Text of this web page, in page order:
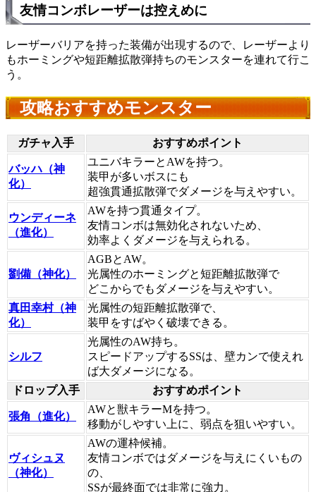
友情コンボレーザーは控えめに
レーザーバリアを持った装備が出現するので、レーザーより
もホーミングや短距離拡散弾持ちのモンスターを連れて行こ
う。
攻略おすすめモンスター
ガチャ入手 おすすめポイント
バッハ（神
化）
ユニバキラーとAWを持つ。
装甲が多いボスにも
超強貫通拡散弾でダメージを与えやすい。
ウンディーネ
（進化）
AWを持つ貫通タイプ。
友情コンボは無効化されないため、
効率よくダメージを与えられる。
劉備（神化）
AGBとAW。
光属性のホーミングと短距離拡散弾で
どこからでもダメージを与えやすい。
真田幸村（神
化）
光属性の短距離拡散弾で、
装甲をすばやく破壊できる。
シルフ
光属性のAW持ち。
スピードアップするSSは、壁カンで使えれ
ば大ダメージになる。
ドロップ入手
おすすめポイント
張角（進化）
AWと獣キラーMを持つ。
移動がしやすい上に、弱点を狙いやすい。
ヴィシュヌ
（神化）
AWの運枠候補。
友情コンボではダメージを与えにくいもの
の、
SSが最終面では非常に強力。